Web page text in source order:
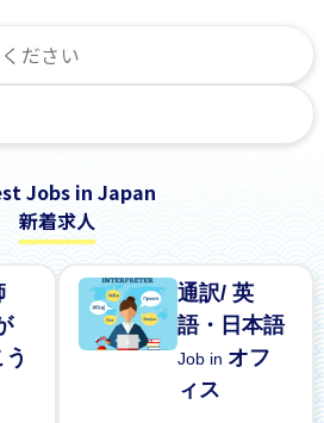
Jobs in Japan
新着求人
通訳/ 英
語・日本語
Job in オフ
ィス